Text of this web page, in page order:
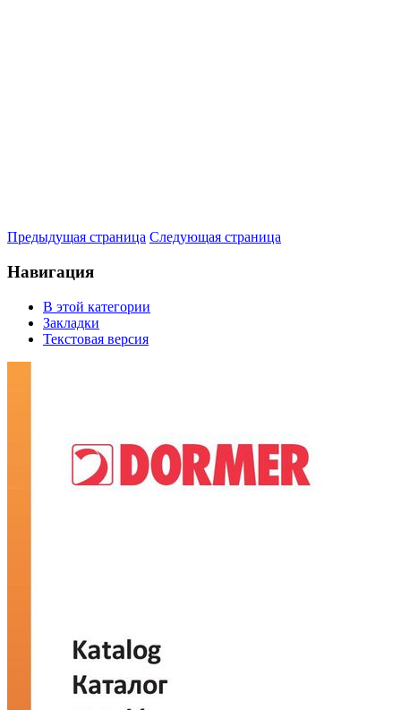
Предыдущая страница Следующая страница
Навигация
В этой категории
Закладки
Текстовая версия